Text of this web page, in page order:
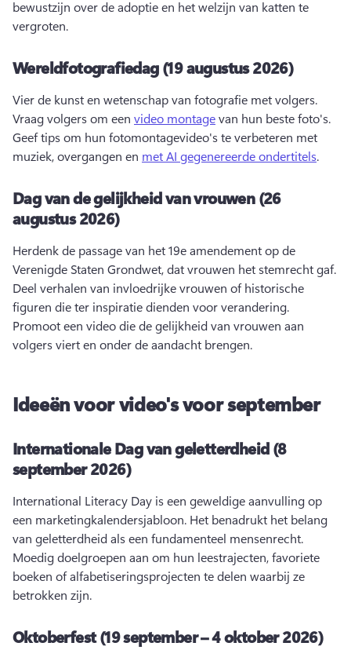
bewustzijn over de adoptie en het welzijn van katten te
vergroten.
Wereldfotografiedag (19 augustus 2026)
Vraag volgers om een video montage
Geef tips om hun fotomontagevideo's te verbeteren met
muziek, overgangen en met AI gegenereerde ondertitels.
Dag van de gelijkheid van vrouwen (26
augustus 2026)
Herdenk de passage van het 19e amendement op de
Deel verhalen van invloedrijke vrouwen of historische
Promoot een video die de gelijkheid van vrouwen aan
volgers viert en onder de aandacht brengen.
Ideeën voor video's voor september
Internationale Dag van geletterdheid (8
september 2026)
International Literacy Day is een geweldige aanvulling op
een marketingkalendersjabloon. Het benadrukt het belang
Moedig doelgroepen aan om hun leestrajecten, favoriete
boeken of alfabetiseringsprojecten te delen waarbij ze
betrokken zijn.
Oktoberfest (19 september – 4 oktober 2026)